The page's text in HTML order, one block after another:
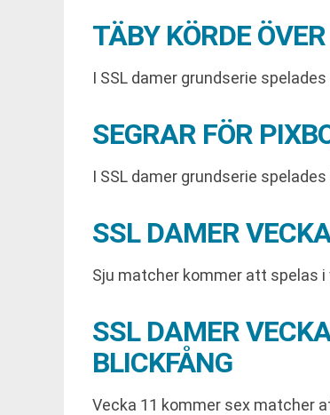
TÄBY KÖRDE
I SSL damer grundserie
SEGRAR FÖR
I SSL damer grundserie
SSL DAMER
Sju matcher kommer att spelas i
SSL DAMER
BLICKFÅNG
Vecka 11 kommer sex matcher